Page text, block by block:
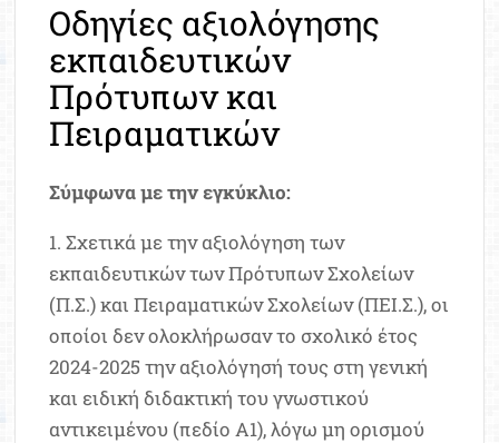
Οδηγίες αξιολόγησης
εκπαιδευτικών
Πρότυπων και
Πειραματικών
Σύμφωνα με την εγκύκλιο:
1. Σχετικά με την αξιολόγηση των
εκπαιδευτικών των Πρότυπων Σχολείων
(Π.Σ.) και Πειραματικών Σχολείων (ΠΕΙ.Σ.), οι
οποίοι δεν ολοκλήρωσαν το σχολικό έτος
2024-2025 την αξιολόγησή τους στη γενική
και ειδική διδακτική του γνωστικού
αντικειμένου (πεδίο Α1), λόγω μη ορισμού